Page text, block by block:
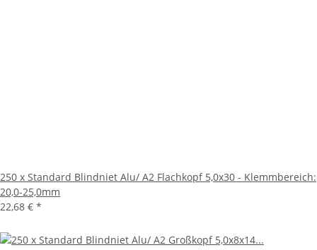
250 x Standard Blindniet Alu/ A2 Flachkopf 5,0x30 - Klemmbereich:
20,0-25,0mm
22,68 € *